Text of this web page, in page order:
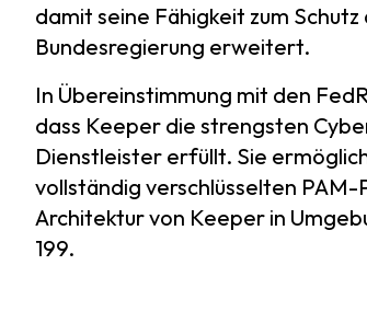
damit seine Fähigkeit zum
Bundesregierung erweitert.
In Übereinstimmung mit den
dass Keeper die strengsten
Dienstleister erfüllt. Sie
vollständig verschlüsselten
Architektur von Keeper in
199.